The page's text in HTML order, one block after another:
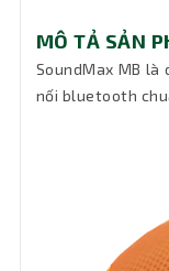
Tần số
đáp ứng
MÔ TẢ SẢN
SoundMax MB
nối bluetooth